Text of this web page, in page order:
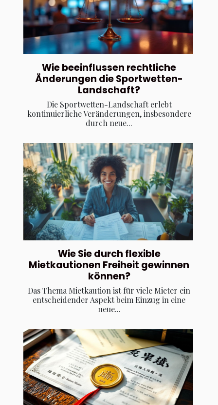
Wie beeinflussen rechtliche
Änderungen die Sportwetten-
Landschaft?
Die Sportwetten-Landschaft erlebt
kontinuierliche Veränderungen, insbesondere
durch neue...
Wie Sie durch flexible
Mietkautionen Freiheit gewinnen
können?
Das Thema Mietkaution ist für viele Mieter ein
entscheidender Aspekt beim Einzug in eine
neue...